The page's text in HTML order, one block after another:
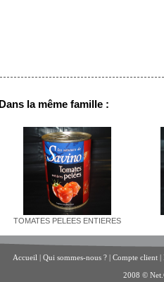
Dans la même famille :
TOMATES PELEES ENTIERES
Accueil Qui sommes-nous ?| Compte client
2008 ©